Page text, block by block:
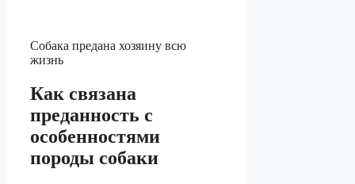
Собака предана хозяину всю
жизнь
Как связана
преданность с
особенностями
породы собаки